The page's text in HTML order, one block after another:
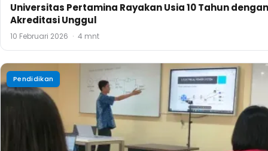
Universitas Pertamina Rayakan Usia 10 Tahun
Akreditasi Unggul
10 Februari 2026 · 4 mnt
Pendidikan